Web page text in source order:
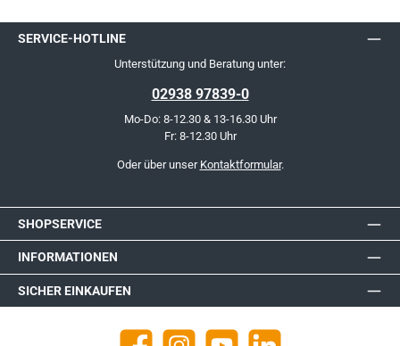
SERVICE-HOTLINE
Unterstützung und Beratung unter:
02938 97839-0
Mo-Do: 8-12.30 & 13-16.30 Uhr
Fr: 8-12.30 Uhr
Oder über unser Kontaktformular.
SHOPSERVICE
INFORMATIONEN
SICHER EINKAUFEN